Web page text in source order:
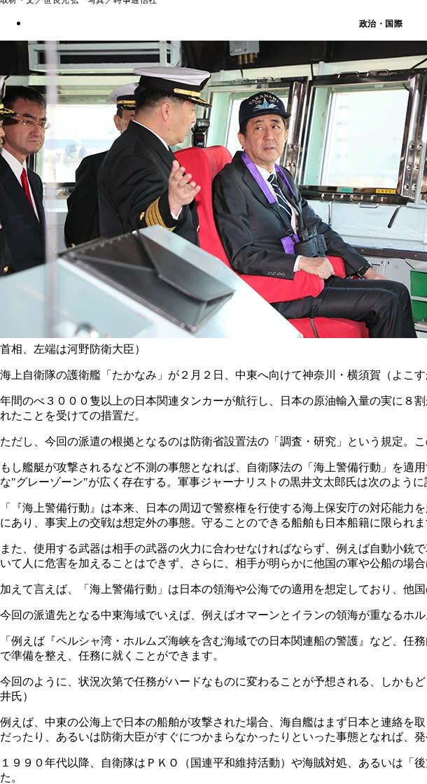
政治・国際
首相、左端は河野防衛大臣）
海上自衛隊の護衛艦「たかなみ」が２月２日、中東へ向けて神奈川・横須賀（よこす
年間のべ３０００隻以上の日本関連タンカーが航行し、日本の原油輸入量の実に８
れたことを受けての措置だ。
ただし、今回の派遣の根拠となるのは防衛省設置法の「調査・研究」という規定。
もし艦艇が攻撃されるなど不測の事態となれば、自衛隊法の「海上警備行動」を適
な"グレーゾーン"が広く存在する。軍事ジャーナリストの黒井文太郎氏は次のように
「『海上警備行動』は本来、日本の周辺で警察権を行使する海上保安庁の対応能
にあり、事実上の交戦は想定外の事態。守ることのできる船舶も日本船籍に限られま
また、使用する武器は相手の武器の火力に合わせなければならず、例えば自動小
いて人に危害を加えることはできず、さらに、相手が明らかに他国の軍や公船の場合
加えて言えば、「海上警備行動」は日本の領海や公海での適用を想定しており、他
今回の派遣先となる中東海域でいえば、例えばオマーンとイランの領海が重なるホル
「例えば『ペルシャ湾・ホルムズ海峡を含む海域での日本関連船の警護』など、
で準備を整え、任務に就くことができます。
今回のように、状況次第で任務がハードなものに変わることが予想される、しかも
井氏）
例えば、中東の公海上で日本の船舶が攻撃された場合、海自艦はまず日本と連絡を
だったり、あるいは防衛大臣がすぐにつかまらなかったりといった事態となれば、
１９９０年代以降、自衛隊はＰＫＯ（国連平和維持活動）や海賊対処、あるいは
た。